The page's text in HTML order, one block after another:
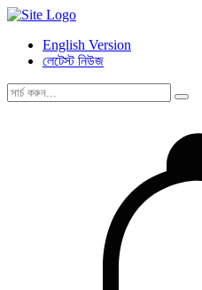
English Version
লেটেস্ট নিউজ